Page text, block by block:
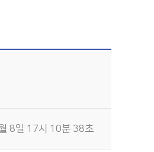
8일 17시 10분 38초